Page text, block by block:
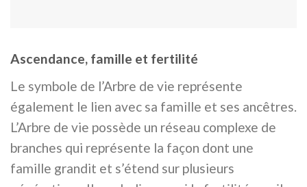
Ascendance, famille et fertilité
Le symbole de l’Arbre de vie représente
également le lien avec sa famille et ses ancêtres.
L’Arbre de vie possède un réseau complexe de
branches qui représente la façon dont une
famille grandit et s’étend sur plusieurs